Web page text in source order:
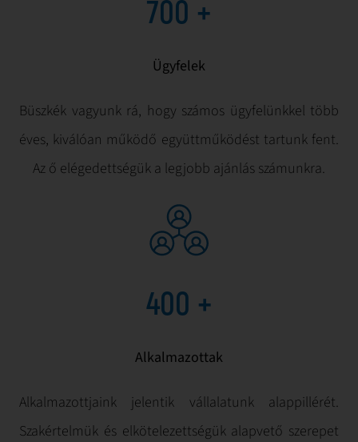
700 +
Ügyfelek
Büszkék vagyunk rá, hogy számos ügyfelünkkel több
éves, kiválóan működő együttműködést tartunk fent.
Az ő elégedettségük a legjobb ajánlás számunkra.
400 +
Alkalmazottak
Alkalmazottjaink jelentik vállalatunk alappillérét.
Szakértelmük és elkötelezettségük alapvető szerepet